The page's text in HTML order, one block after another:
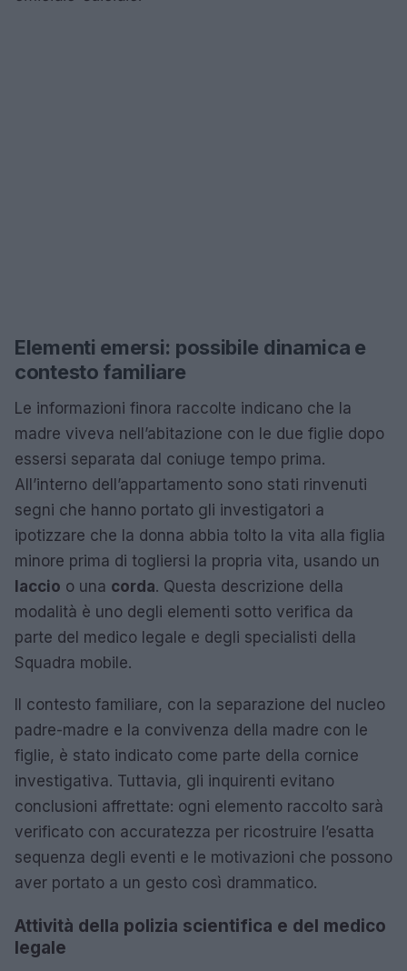
Elementi emersi: possibile dinamica e
contesto familiare
Le informazioni finora raccolte indicano che la
madre viveva nell’abitazione con le due figlie dopo
essersi separata dal coniuge tempo prima.
All’interno dell’appartamento sono stati rinvenuti
segni che hanno portato gli investigatori a
ipotizzare che la donna abbia tolto la vita alla figlia
minore prima di togliersi la propria vita, usando un
laccio o una corda. Questa descrizione della
modalità è uno degli elementi sotto verifica da
parte del medico legale e degli specialisti della
Squadra mobile.
Il contesto familiare, con la separazione del nucleo
padre-madre e la convivenza della madre con le
figlie, è stato indicato come parte della cornice
investigativa. Tuttavia, gli inquirenti evitano
conclusioni affrettate: ogni elemento raccolto sarà
verificato con accuratezza per ricostruire l’esatta
sequenza degli eventi e le motivazioni che possono
aver portato a un gesto così drammatico.
Attività della polizia scientifica e del medico
legale